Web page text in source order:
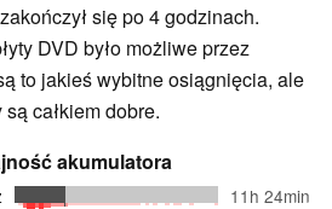
się po 4 godzinach.
DVD było możliwe przez
to jakieś wybitne osiągnięcia, ale
całkiem dobre.
akumulatora
11h 24min